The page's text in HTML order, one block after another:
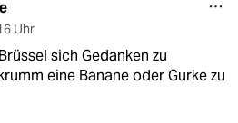
Uhr
sich Gedanken zu
eine Banane oder Gurke zu